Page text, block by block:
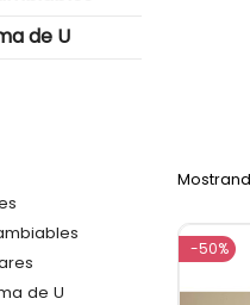
de U
de U
-50%